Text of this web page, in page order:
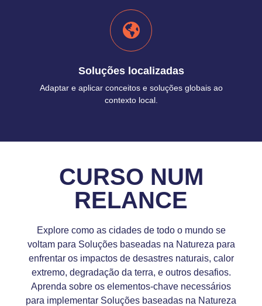
Soluções localizadas
Adaptar e aplicar conceitos e soluções globais ao
contexto local.
CURSO NUM
RELANCE
Explore como as cidades de todo o mundo se
voltam para Soluções baseadas na Natureza para
enfrentar os impactos de desastres naturais, calor
extremo, degradação da terra, e outros desafios.
Aprenda sobre os elementos-chave necessários
para implementar Soluções baseadas na Natureza